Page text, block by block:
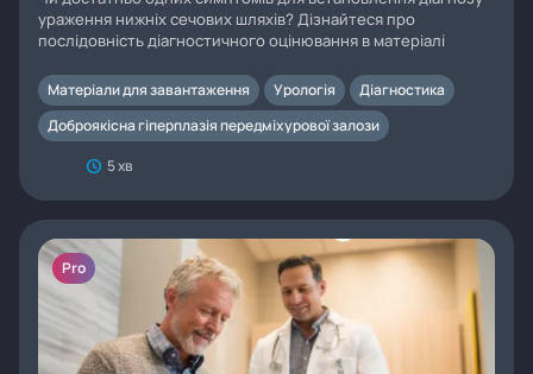
ураження нижніх сечових шляхів? Дізнайтеся про
послідовність діагностичного оцінювання в матеріалі
Матеріали для завантаження Урологія
Діагностика
Доброякісна гіперплазія передміхурової залози
5 хв
Pro